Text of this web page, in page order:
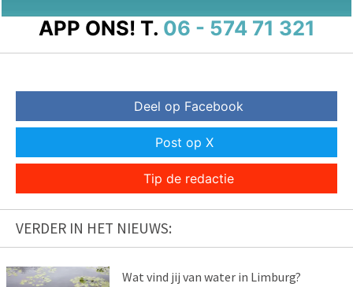
APP ONS! T. 06 - 574 71 321
Deel op Facebook
Post op X
Tip de redactie
VERDER IN HET NIEUWS:
Wat vind jij van water in Limburg?